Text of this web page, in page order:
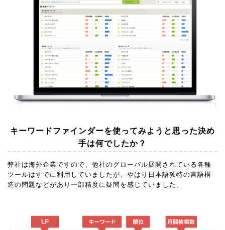
SEOチェックリストを無料DLする
キーワードファインダーを使ってみようと思った決め
手は何でしたか？
弊社は海外企業ですので、他社のグローバル展開されている各種
ツールはすでに利用していましたが、やはり日本語独特の言語構
造の問題などがあり一部精度に疑問を感じていました。